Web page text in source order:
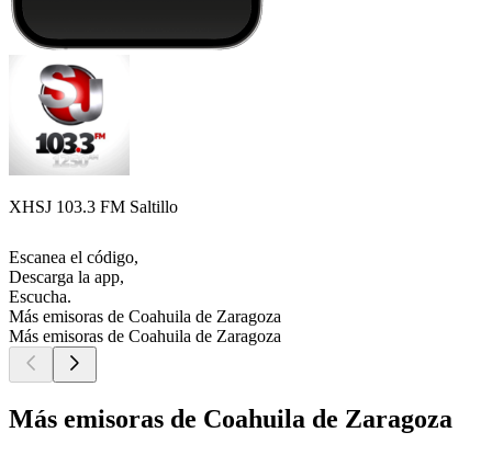
XHSJ 103.3 FM Saltillo
Escanea el código,
Descarga la app,
Escucha.
Más emisoras de Coahuila de Zaragoza
Más emisoras de Coahuila de Zaragoza
Más emisoras de Coahuila de Zaragoza